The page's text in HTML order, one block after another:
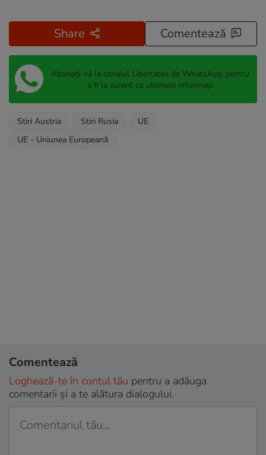
Share Comentează
Abonați-vă la canalul Libertatea de WhatsApp pentru
a fi la curent cu ultimele informații
Stiri Austria Stiri Rusia
UE
UE - Uniunea Europeană
Comentează
Loghează-te în contul tău pentru a adăuga
comentarii și a te alătura dialogului.